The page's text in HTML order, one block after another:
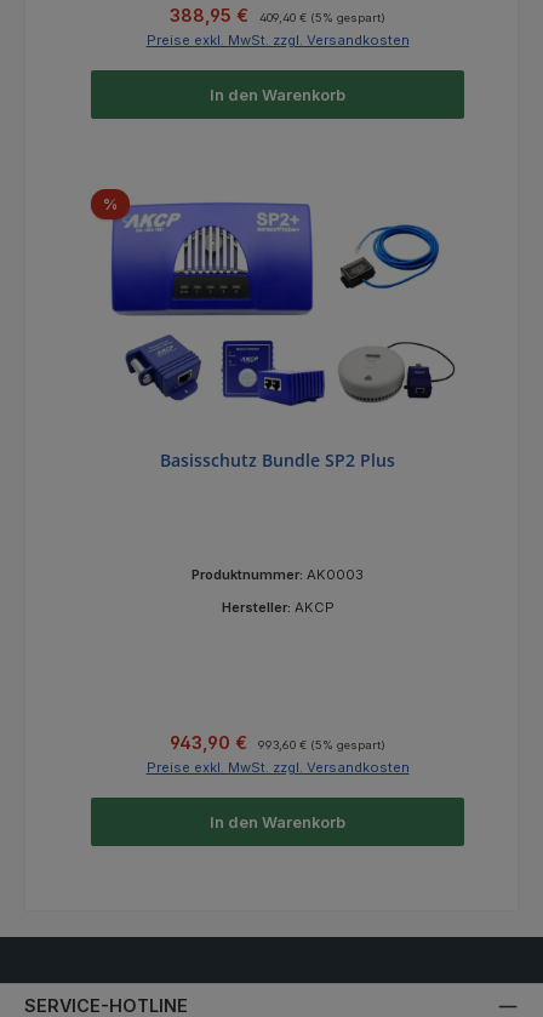
Verkaufspreis:
388,95 € 409,40 € (5% gespart)
Preise exkl. MwSt. zzgl. Versandkosten
In den Warenkorb
%Rabatt
Basisschutz Bundle SP2 Plus
Produktnummer: AK0003
Hersteller: AKCP
Verkaufspreis:
943,90 € Regulärer Preis:
993,60 € (5% gespart)
Preise exkl. MwSt. zzgl. Versandkosten
In den Warenkorb
SERVICE-HOTLINE